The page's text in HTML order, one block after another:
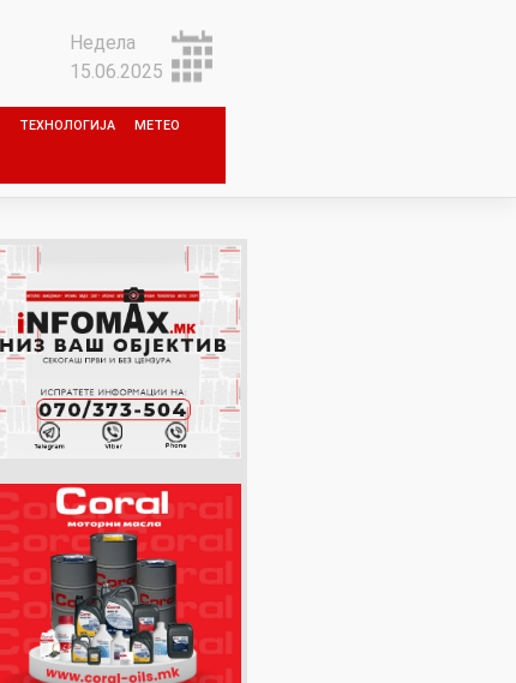
Недела
15.06.2025
ТЕХНОЛОГИЈА МЕТЕО